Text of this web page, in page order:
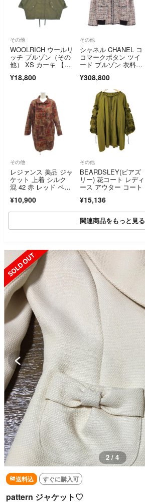
その他
WOOLRICH ウールリ
ッチ ブルゾン（その
他） XS カーキ 【古
料】
¥18,800
その他
シャネル CHANEL コ
コマークボタン ツイ
ード ブルゾン 衣料
ン レディース マルチ
カラー 【中古】
¥308,800
その他
レジァンス 美品 ジャ
ケット 上着 シルク
混 42 赤 レッド ペイ
¥10,900
その他
BEARDSLEY(ビアズ
リー) 花コート レディ
ース アウター コート
¥15,136
関連商品をもっと見る
SOLD OUT
2 / 4
送料込 すぐに購入可
pattern ジャケット♡